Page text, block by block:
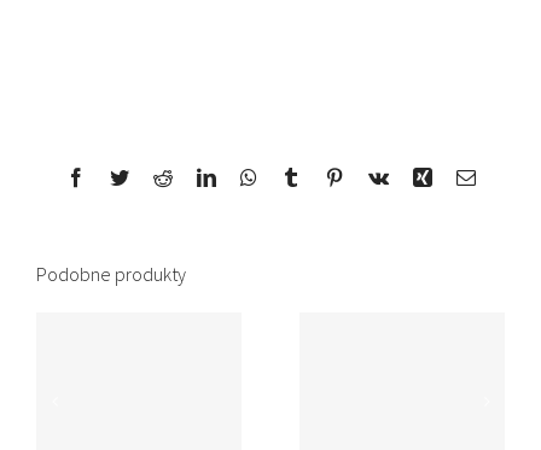
Facebook
TwitterRedditLinkedInWhatsApp
TumblrPinterest
Vk Xing Email
Podobne produkty